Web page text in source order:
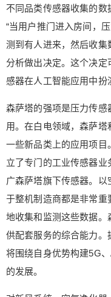
不同品类传感器收集的数
“当用户推门进入房间，
测到有人进来，然后收
分析做出决定。这个决定
感器在人工智能应用中扮
森萨塔的强项是压力传
用。在白电领域，森萨
一些新品类上的应用项
立了专门的工业传感器
广森萨塔旗下传感器。
于整机制造商都是非常重
地收集和监测这些数据。
供配套服务的综合能力
将围绕自身优势构建5G
的发展。
展。 对新风系统、
而言，传感器的重
感技术开发有限公
型和应用的常见误
领域，国内传感器
场需求影响，国内
标定、量产工艺等
欧美日发达国家大
技术上。 陈飞进一
用，长期致力于室
器、模块、仪器以
粉尘传感器、颗粒
诸多家电品牌建立
为厂商打造专属的
业链上的合作伙伴